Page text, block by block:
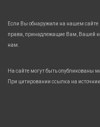
Если Вы обнаружили на нашем
права, принадлежащие Вам, Вашей
нам.
На сайте могут быть опубликованы
При цитировании ссылка на источник